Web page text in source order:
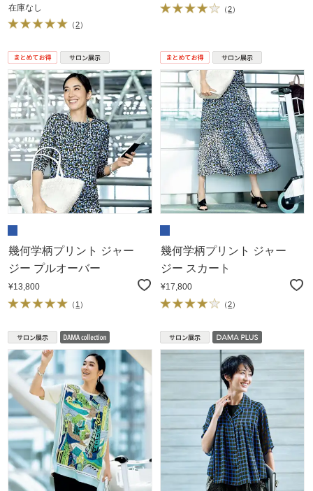
在庫なし
（2）
（2）
幾何学柄プリント ジャー
ジー プルオーバー
¥13,800
（ 1 ）
幾何学柄プリント ジャー
ジー スカート
¥17,800
（2）